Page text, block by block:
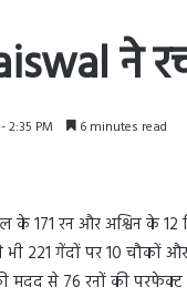
ने
2:35 PM 6 minutes read
171 रन और अश्विन के 12
ने भी 221 गेंदों पर 10
मदद से 76 रनों की परफेक्ट